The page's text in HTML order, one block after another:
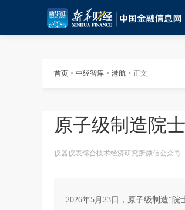
首页 > 中经智库 > 港航 > 正文
原子级制造院
仪器仪表综合技术经济研究所微信公众号
2026年5月23日，原子级制造“